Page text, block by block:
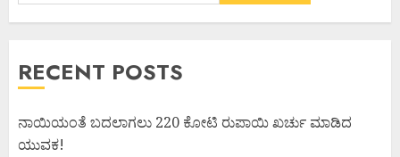
RECENT POSTS
ನಾಯಿಯಂತೆ ಬದಲಾಗಲು 220 ಕೋಟಿ ರುಪಾಯಿ ಖರ್ಚು ಮಾಡಿದ
ಯುವಕ!